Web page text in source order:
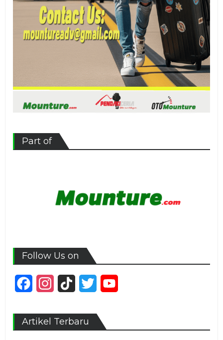
Part of
Follow Us on
FacebookInstagram
TikTok Twitter
Artikel Terbaru